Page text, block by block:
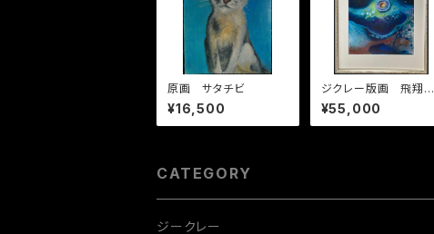
原画 サタチビ
¥16,500
ジクレー版画 飛翔ー
君をのせて 初期バー
ジョン
¥55,000
CATEGORY
ジークレー